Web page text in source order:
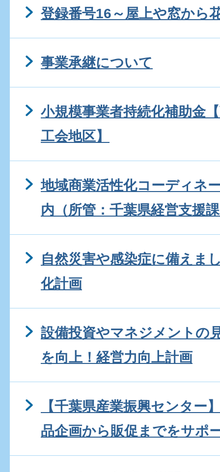
登録番号16～屋上や窓から
事業承継について
小規模事業者持続化補助金
工会地区】
地域商業活性化コーディネ
内（所管：千葉県経営支援
自然災害や感染症に備えま
化計画
設備投資やマネジメントの
を向上！経営力向上計画
【千葉県産業振興センター
品企画から販促までをサポ